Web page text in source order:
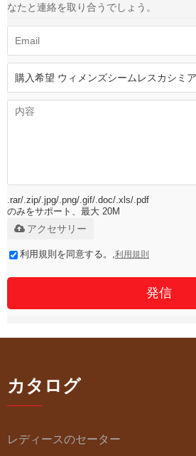
なたと連絡を取り合うでしょう。
.rar/.zip/.jpg/.png/.gif/.doc/.xls/.pdf
のみをサポート、最大 20M
アクセサリー
利用規則を同意する。, 利用規則
発信
カタログ
レディースのセーター